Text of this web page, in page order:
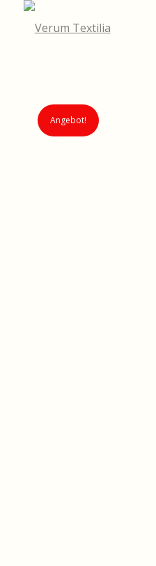
Angebot!